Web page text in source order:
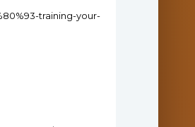
training-your-